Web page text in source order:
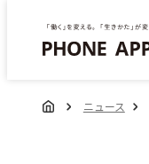
ニュース